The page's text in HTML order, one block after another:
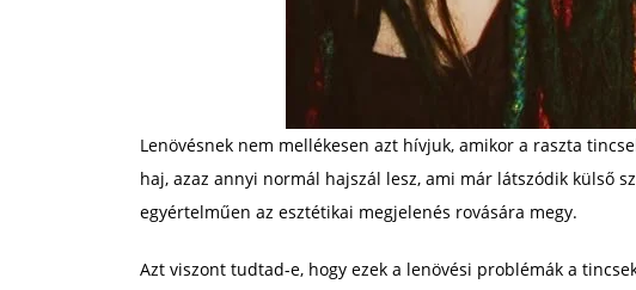
Lenövésnek nem mellékesen azt hívjuk, amikor a raszta
haj, azaz annyi normál hajszál lesz, ami már látszódik külső
egyértelműen az esztétikai megjelenés rovására megy.
Azt viszont tudtad-e, hogy ezek a lenövési problémák a